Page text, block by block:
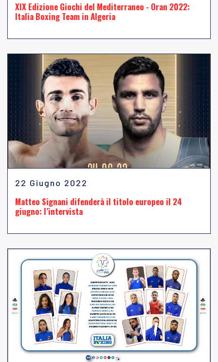
XIX Edizione Giochi del Mediterraneo - Oran 2022:
Italia Boxing Team in Algeria
22 Giugno 2022
Matteo Signani difenderà il titolo europeo il 24
giugno: l’intervista